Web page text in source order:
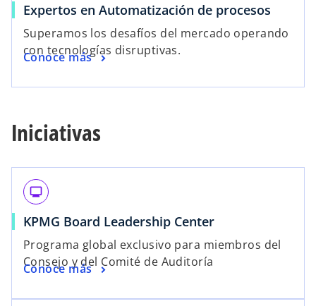
Expertos en Automatización de procesos
Superamos los desafíos del mercado operando
con tecnologías disruptivas.
Conoce más
Iniciativas
monitor
KPMG Board Leadership Center
Programa global exclusivo para miembros del
Consejo y del Comité de Auditoría
Conoce más